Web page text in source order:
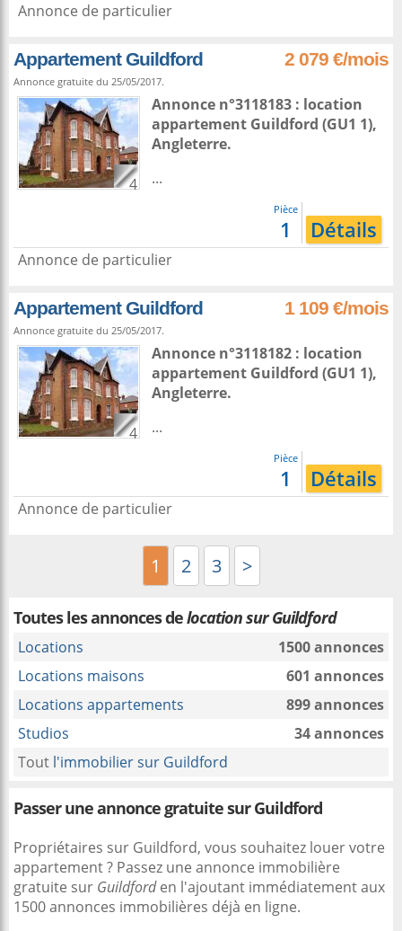
Annonce de particulier
Appartement Guildford 2 079 €/mois
Annonce gratuite du 25/05/2017.
4
Annonce n°3118183 : location
appartement Guildford (GU1 1),
Angleterre.
...
Pièce
1 Détails
Annonce de particulier
Appartement Guildford 1 109 €/mois
Annonce gratuite du 25/05/2017.
4
Annonce n°3118182 : location
appartement Guildford (GU1 1),
Angleterre.
...
Pièce
1 Détails
Annonce de particulier
1 2 3 >
Toutes les annonces delocation sur Guildford
Locations
1500 annonces
Locations maisons
601 annonces
Locations appartements
899 annonces
Studios
34 annonces
Tout l'immobilier sur Guildford
Passer une annonce gratuite sur Guildford
Propriétaires sur Guildford, vous souhaitez louer votre
appartement ? Passez une annonce immobilière
gratuite sur Guildforden l'ajoutant immédiatement aux
1500 annonces immobilières déjà en ligne.